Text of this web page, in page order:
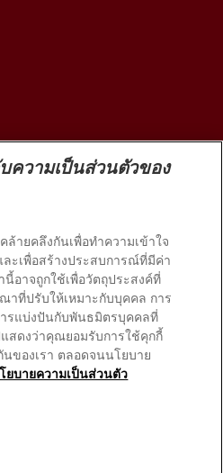
อลีฟ สงวนลิขสิทธิ์
ความเป็นส่วนตัวของ
ล้ายคลึงกันเพื่อทำความเข้าใจ
ะเพื่อสร้างประสบการณ์ที่มีค่า
อาจถูกใช้เพื่อวัตถุประสงค์ที่
าที่ปรับให้เหมาะกับบุคคล การ
รแบ่งปันกับพันธมิตรบุคคลที่
สดงว่าคุณยอมรับการใช้คุกกี้
ของเรา ตลอดจนนโยบาย
ยบายความเป็นส่วนตัว